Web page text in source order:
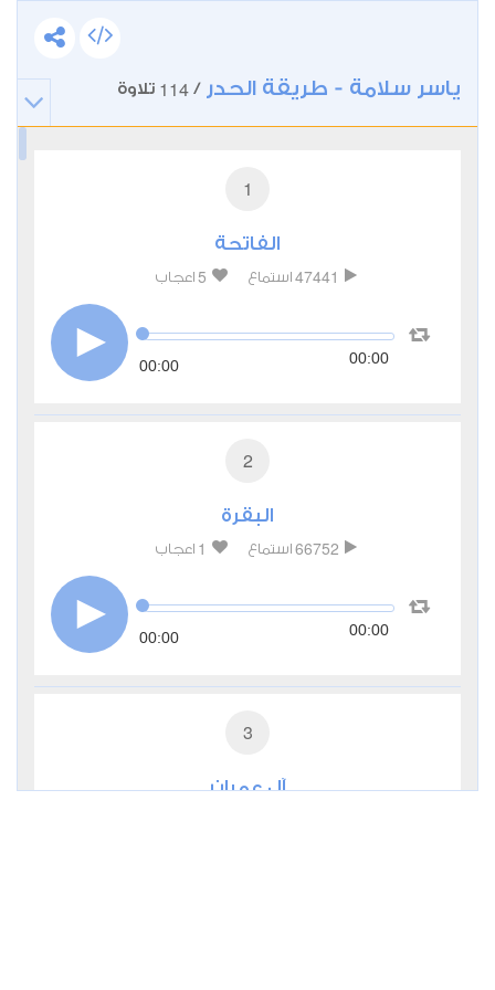
ياسر سلامة - طريقة الحدر /
114 تلاوة
1
الفاتحة
47441 استماع 5 اعجاب
00:00 00:00
2
البقرة
66752 استماع 1 اعجاب
00:00 00:00
3
آل عمران